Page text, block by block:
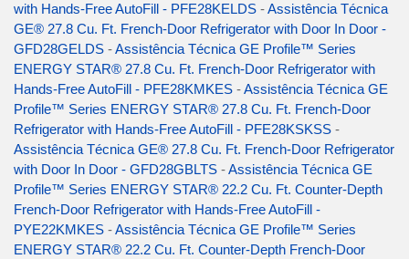
with Hands-Free AutoFill - PFE28KELDS -Assistência Técnica
GE® 27.8 Cu. Ft. French-Door Refrigerator with Door In Door -
GFD28GELDS -Assistência Técnica GE Profile™ Series
ENERGY STAR® 27.8 Cu. Ft. French-Door Refrigerator with
Hands-Free AutoFill - PFE28KMKES -Assistência Técnica GE
Profile™ Series ENERGY STAR® 27.8 Cu. Ft. French-Door
Refrigerator with Hands-Free AutoFill - PFE28KSKSS -
Assistência Técnica GE® 27.8 Cu. Ft. French-Door Refrigerator
with Door In Door - GFD28GBLTS -Assistência Técnica GE
Profile™ Series ENERGY STAR® 22.2 Cu. Ft. Counter-Depth
French-Door Refrigerator with Hands-Free AutoFill -
PYE22KMKES -Assistência Técnica GE Profile™ Series
ENERGY STAR® 22.2 Cu. Ft. Counter-Depth French-Door